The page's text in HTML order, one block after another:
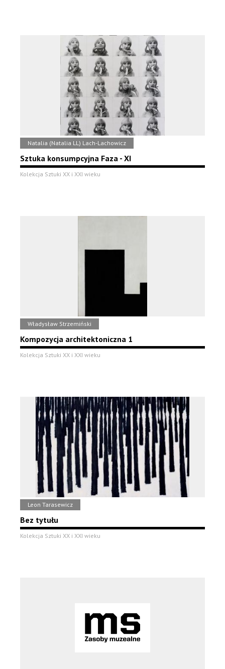
Natalia (Natalia LL) Lach-Lachowicz
Sztuka konsumpcyjna Faza - XI
Kolekcja Sztuki XX i XXI wieku
Władysław Strzemiński
Kompozycja architektoniczna 1
Kolekcja Sztuki XX i XXI wieku
Leon Tarasewicz
Bez tytułu
Kolekcja Sztuki XX i XXI wieku